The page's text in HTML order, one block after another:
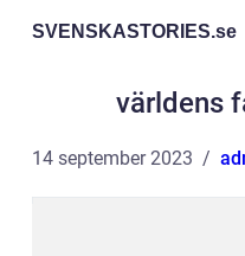
SVENSKASTORIES.se
världens
14 september 2023